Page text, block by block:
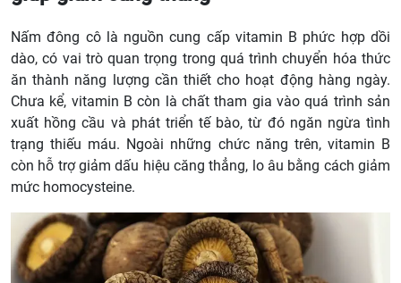
Nấm đông cô là nguồn cung cấp vitamin B phức hợp dồi
dào, có vai trò quan trọng trong quá trình chuyển hóa thức
ăn thành năng lượng cần thiết cho hoạt động hàng ngày.
Chưa kể, vitamin B còn là chất tham gia vào quá trình sản
xuất hồng cầu và phát triển tế bào, từ đó ngăn ngừa tình
trạng thiếu máu. Ngoài những chức năng trên, vitamin B
còn hỗ trợ giảm dấu hiệu căng thẳng, lo âu bằng cách giảm
mức homocysteine.